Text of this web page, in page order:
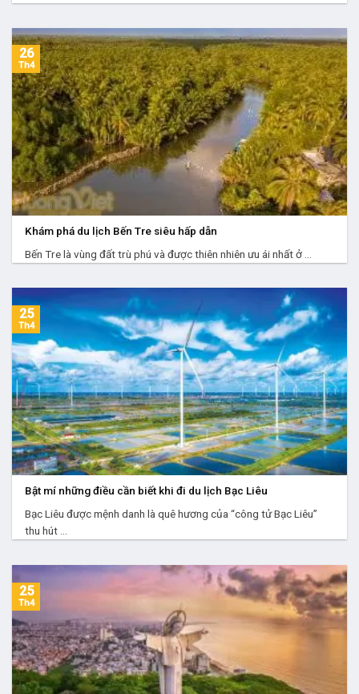
Khám phá du lịch Bến Tre siêu hấp dẫn
Bến Tre là vùng đất trù phú và được thiên nhiên ưu ái nhất ở ...
26
Th4
Bật mí những điều cần biết khi đi du lịch Bạc Liêu
Bạc Liêu được mệnh danh là quê hương của “công tử Bạc Liêu”
thu hút ...
25
Th4
25
Th4